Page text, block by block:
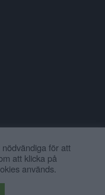
för att
att klicka på
används.